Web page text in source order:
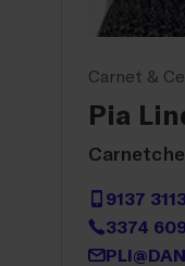
Carnet &
Pia
9137
3374